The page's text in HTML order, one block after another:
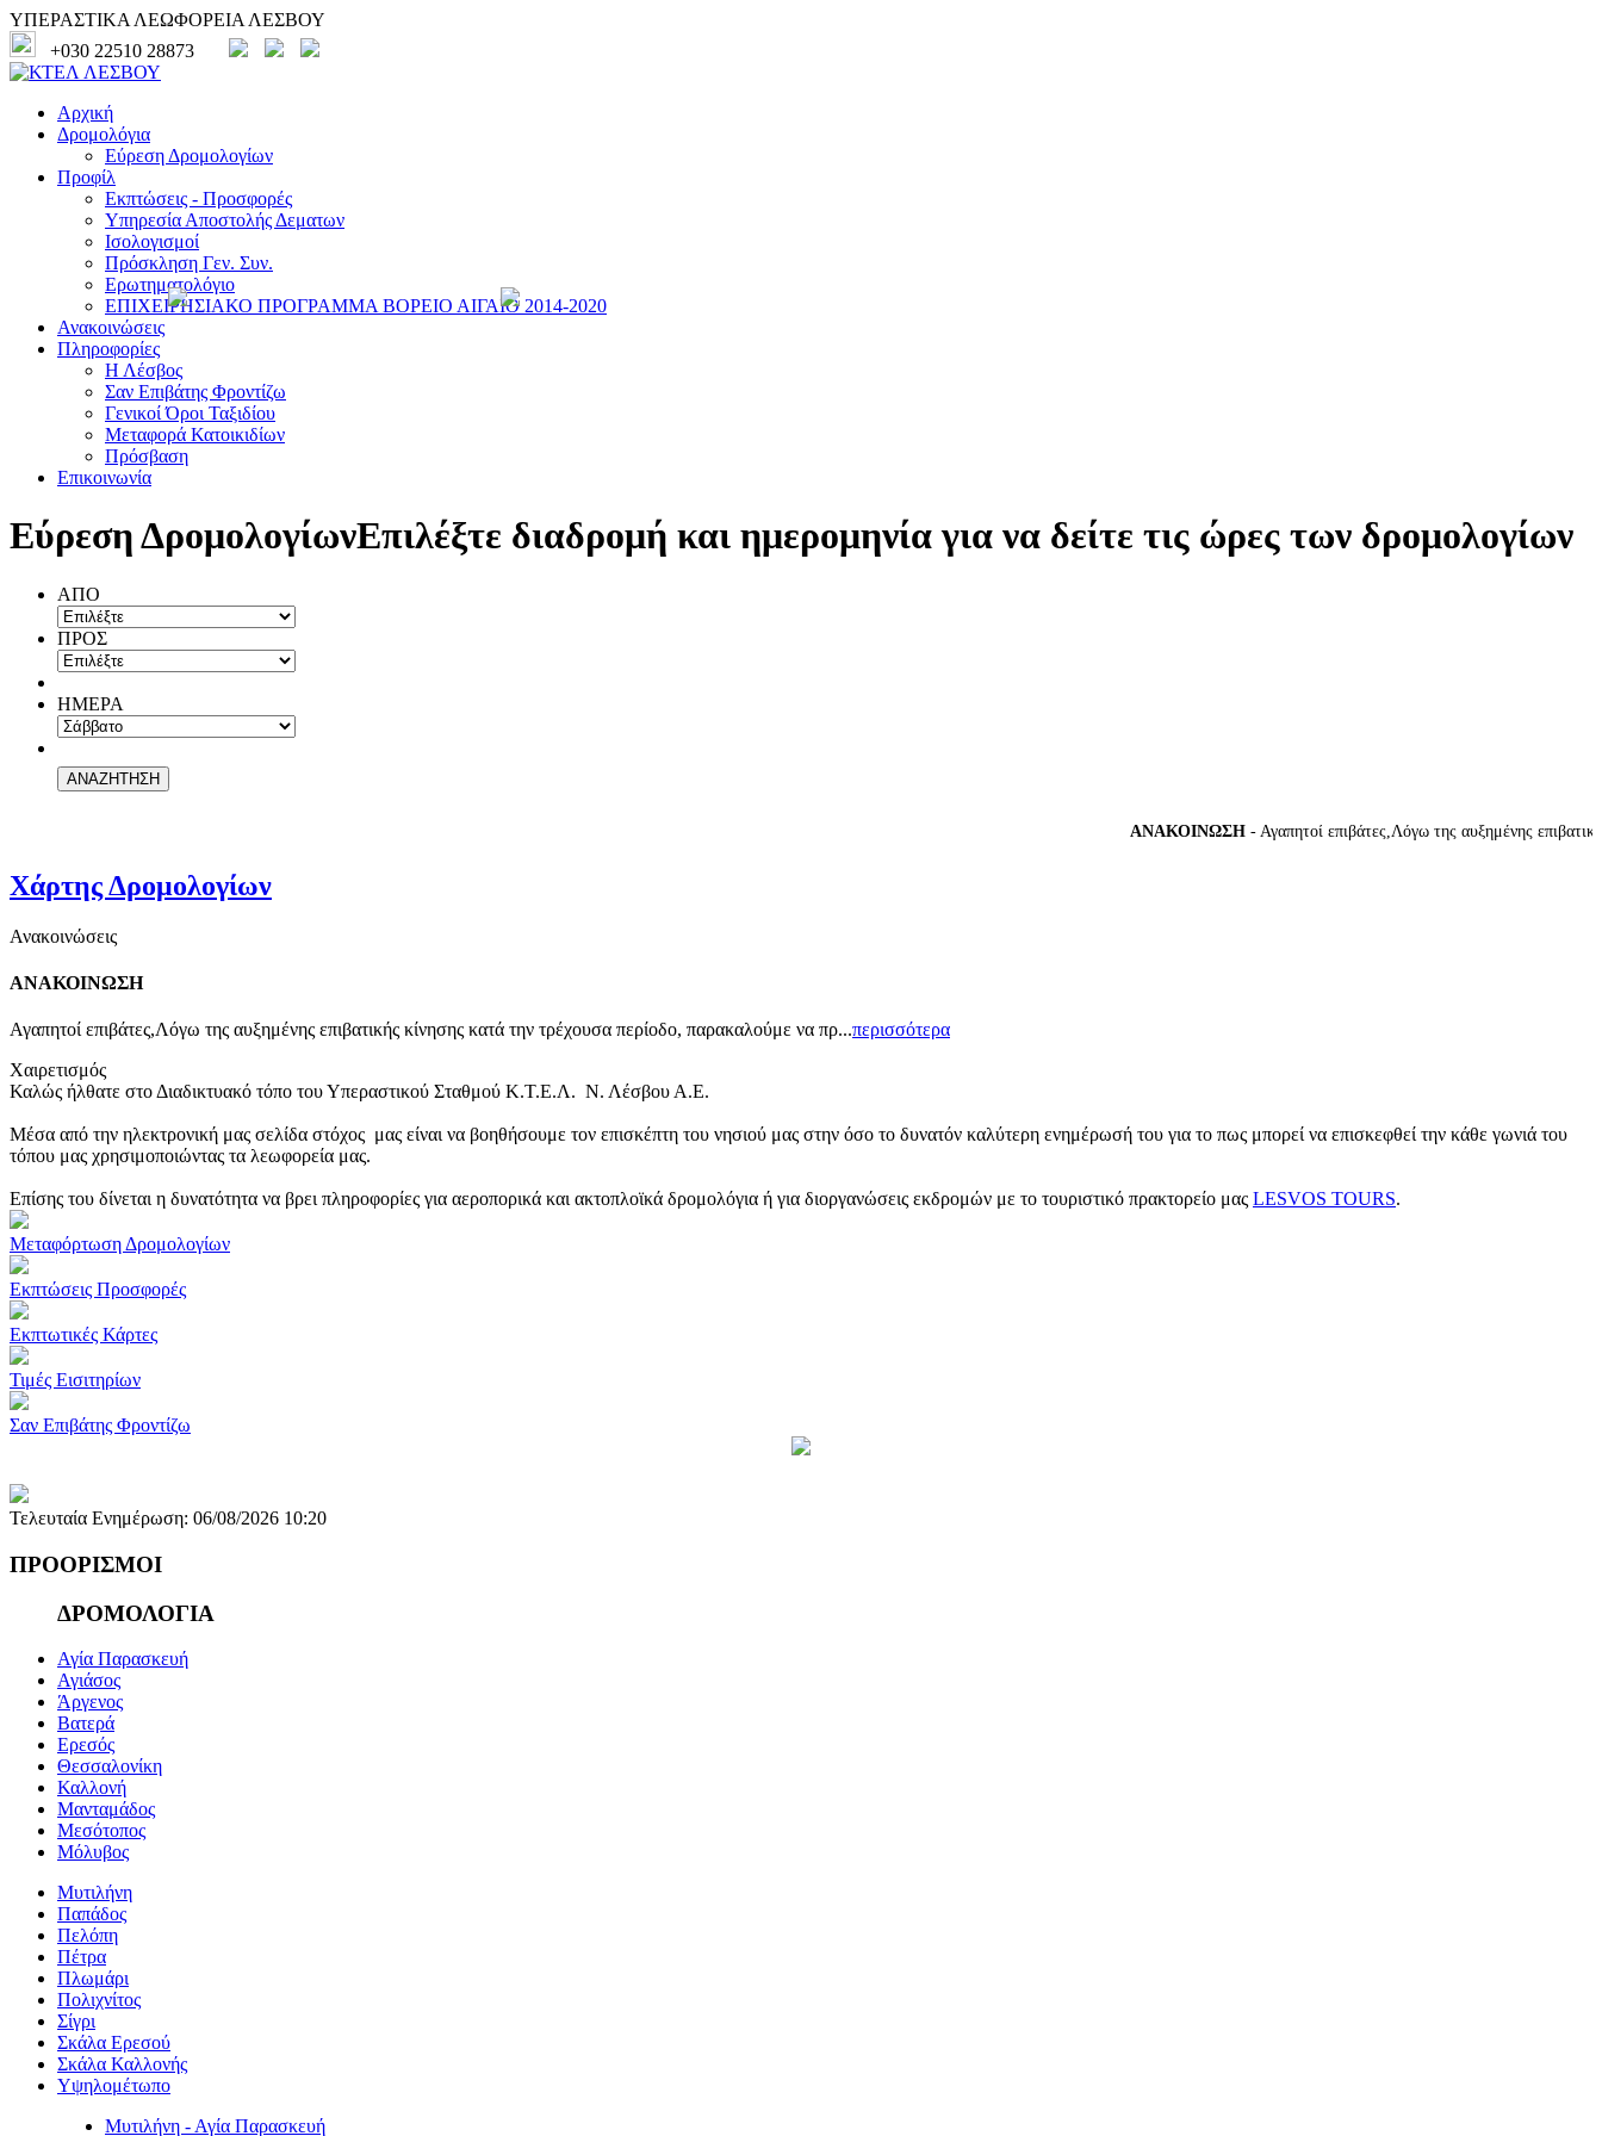
ΥΠΕΡΑΣΤΙΚΑ ΛΕΩΦΟΡΕΙΑ ΛΕΣΒΟΥ
+030 22510 28873
Αρχική
Δρομολόγια
Εύρεση Δρομολογίων
Προφίλ
Εκπτώσεις - Προσφορές
Υπηρεσία Αποστολής Δεματων
Ισολογισμοί
Πρόσκληση Γεν. Συν.
Ερωτηματολόγιο
ΕΠΙΧΕΙΡΗΣΙΑΚΟ ΠΡΟΓΡΑΜΜΑ ΒΟΡΕΙΟ ΑΙΓΑΙΟ 2014-2020
Ανακοινώσεις
Πληροφορίες
Η Λέσβος
Σαν Επιβάτης Φροντίζω
Γενικοί Όροι Ταξιδίου
Μεταφορά Κατοικιδίων
Πρόσβαση
Επικοινωνία
Εύρεση ΔρομολογίωνΕπιλέξτε διαδρομή και ημερομηνία για να δείτε τις ώρες των δρομολογίων
ΑΠΟ
ΠΡΟΣ
ΗΜΕΡΑ
ΑΝΑΚΟΙΝΩΣΗ- Αγαπητοί επιβάτες,Λόγω της αυξημένης επιβατικής
Χάρτης Δρομολογίων
Ανακοινώσεις
ΑΝΑΚΟΙΝΩΣΗ
Αγαπητοί επιβάτες,Λόγω της αυξημένης επιβατικής κίνησης κατά την τρέχουσα περίοδο, παρακαλούμε να πρ...περισσότερα
Χαιρετισμός
Καλώς ήλθατε στο Διαδικτυακό τόπο του Υπεραστικού Σταθμού Κ.Τ.Ε.Λ. Ν. Λέσβου Α.Ε.
Μέσα από την ηλεκτρονική μας σελίδα στόχος μας είναι να βοηθήσουμε τον επισκέπτη του νησιού μας στην όσο το δυνατόν καλύτερη ενημέρωσή του για το πως μπορεί να επισκεφθεί την κάθε γωνιά του
τόπου μας χρησιμοποιώντας τα λεωφορεία μας.
Επίσης του δίνεται η δυνατότητα να βρει πληροφορίες για αεροπορικά και ακτοπλοϊκά δρομολόγια ή για διοργανώσεις εκδρομών με το τουριστικό πρακτορείο μας LESVOS TOURS.
Μεταφόρτωση Δρομολογίων
Εκπτώσεις Προσφορές
Εκπτωτικές Κάρτες
Τιμές Εισιτηρίων
Σαν Επιβάτης Φροντίζω
Τελευταία Ενημέρωση: 06/08/2026 10:20
ΠΡΟΟΡΙΣΜΟΙ
ΔΡΟΜΟΛΟΓΙΑ
Αγία Παρασκευή
Αγιάσος
Άργενος
Βατερά
Ερεσός
Θεσσαλονίκη
Καλλονή
Μανταμάδος
Μεσότοπος
Μόλυβος
Μυτιλήνη
Παπάδος
Πελόπη
Πέτρα
Πλωμάρι
Πολιχνίτος
Σίγρι
Σκάλα Ερεσού
Σκάλα Καλλονής
Υψηλομέτωπο
Μυτιλήνη - Αγία Παρασκευή